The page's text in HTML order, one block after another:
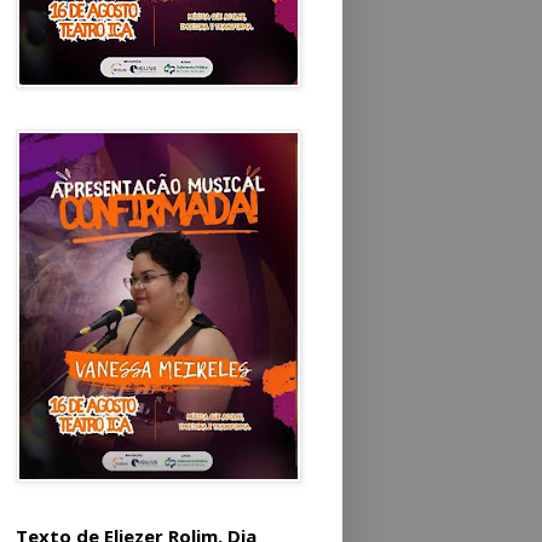
Texto de Eliezer Rolim. Dia